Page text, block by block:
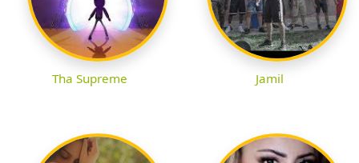
Tha Supreme Jamil